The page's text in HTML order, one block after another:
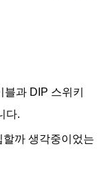
과 DIP 스위키
다.
까 생각중이었는